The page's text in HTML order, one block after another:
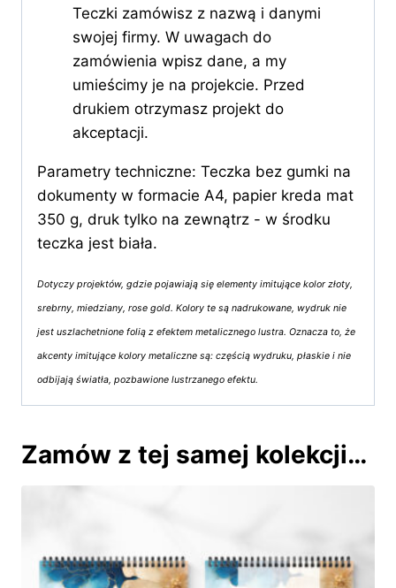
Teczki zamówisz z nazwą i danymi
swojej firmy. W uwagach do
zamówienia wpisz dane, a my
umieścimy je na projekcie. Przed
drukiem otrzymasz projekt do
akceptacji.
Parametry techniczne: Teczka bez gumki na
dokumenty w formacie A4, papier kreda mat
350 g, druk tylko na zewnątrz - w środku
teczka jest biała.
Dotyczy projektów, gdzie pojawiają się elementy imitujące kolor złoty,
srebrny, miedziany, rose gold. Kolory te są nadrukowane, wydruk nie
jest uszlachetnione folią z efektem metalicznego lustra. Oznacza to, że
akcenty imitujące kolory metaliczne są: częścią wydruku, płaskie i nie
odbijają światła, pozbawione lustrzanego efektu.
Zamów z tej samej kolekcji…